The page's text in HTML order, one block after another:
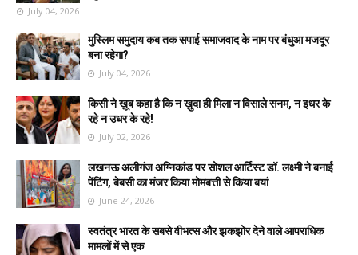
July 04, 2026
मुस्लिम समुदाय कब तक सपाई समाजवाद के नाम पर बंधुआ मजदूर
बना रहेगा?
July 04, 2026
किसी ने ख़ूब कहा है कि न ख़ुदा ही मिला न विसाले सनम, न इधर के
रहे न उधर के रहे!
July 02, 2026
लखनऊ अलीगंज अग्निकांड पर सोशल आर्टिस्ट डॉ. लक्ष्मी ने बनाई
पेंटिंग, बेबसी का मंजर किया मोमबत्ती से किया बयां
June 24, 2026
स्वतंत्र भारत के सबसे वीभत्स और झकझोर देने वाले आपराधिक
मामलों में से एक